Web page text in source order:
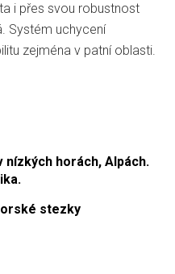
i přes svou robustnost
Systém uchycení
zejména v patní oblasti.
nízkých horách, Alpách.
stezky